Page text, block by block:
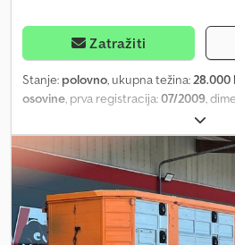
Zatražiti
Stanje: polovno, ukupna težina:28.000
osovine, prva registracija:07/2009,
imao je
Oštećena poluprikolica 3 nivoa -----
Okolnosti nezgode ----- Udarac u
oštećeni delovi ----- - Bočna stranica
dostave uz doplatu. Više informacija i
našem veb-sajtu! Cjdpfx
bismo Vas mogli primiti u najboljim